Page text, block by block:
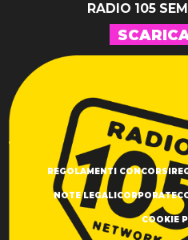
RADIO 105
REGOLAMENTI CONCORSI
NOTE LEGALI CORPORATE
COOKIE